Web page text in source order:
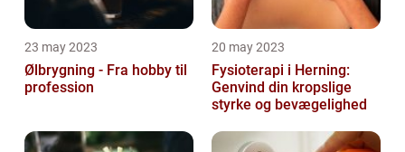
23 may 2023
Ølbrygning - Fra hobby til
profession
20 may 2023
Fysioterapi i Herning:
Genvind din kropslige
styrke og bevægelighed